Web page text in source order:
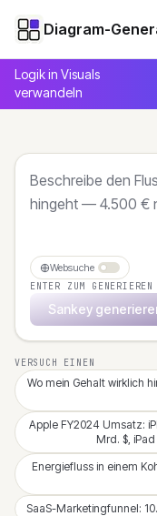
Diagram-
Logik in Visuals
verwandeln
Websuche
ENTER ZUM
Sankey
VERSUCH EINEN
Wo mein Gehalt wirklich
Apple FY2024 Umsatz:
Mrd. $,
Energiefluss in einem
SaaS-Marketingfunnel: